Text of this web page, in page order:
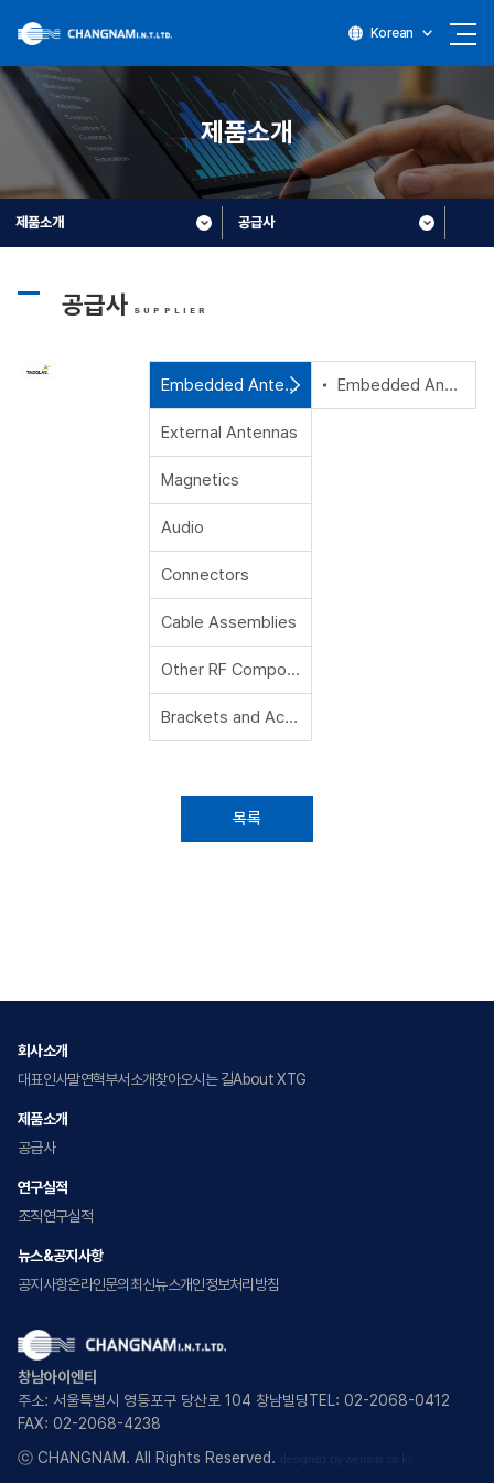
Korean
제품소개
제품소개 공급사
공급사 SUPPLIER
Embedded Antennas
External Antennas
Magnetics
Audio
Connectors
Cable Assemblies
Other RF Components
Brackets and Accessories
Embedded Antennas
목록
회사소개
대표인사말연혁부서소개찾아오시는 길About XTG
제품소개
공급사
연구실적
조직연구실적
뉴스&공지사항
공지사항온라인문의최신뉴스개인정보처리방침
창남아이엔티
주소: 서울특별시 영등포구 당산로 104 창남빌딩TEL: 02-2068-0412
FAX: 02-2068-4238
ⓒ CHANGNAM. All Rights Reserved.
designed by website.co.kr